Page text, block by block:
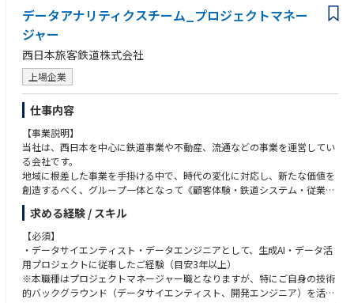
【業務の進め方・体制イメージ】
本ポジションでは、様々なプロジェクト（1人あたり平均2～3件）を、少
人数体制で主体的に推進いただきます。
・プロジェクト体制
1プロジェクトあたり 2〜3名程度の少人数チームで担当。
各メンバーがそれぞれ担当プロジェクトを持ち、週次MTGで情報共有。
チーム内連携に加え、社内外ステークホルダーとの調整・推進が中心。
・ステークホルダーとの関係
事業部門・関係部署との要件整理・合意形成。
外部委託パートナー、システム子会社と連携しながら内製開発を推進。
必要に応じて積極的に打合せを設定し、情報収集・関係構築を実施。
・レポートライン・コミュニケーション
直属の管理職へ：週次での定例報告（対面／オンライン）。日常的には
Teams等で随時報告・相談。
経営層（部門長・本部長クラス）へ：1〜3ヶ月に1回程度、進捗報告を
実施
【ポジションの魅力】
・社会インフラを再定義する挑戦
世界でも類を見ない規模のMaaSプラットフォームを単なる交通手段か
のデザイン、また必要に応じてプロジェクトの立上げと組織化、実行・管
理等々を通して、幅広く当社の経営課題解決に関わることができます。
これらのプロジェクトに携わることで、当社の組織・業務に関する深い知
識の習得はもちろんのこと、当社支える社員との幅広いネットワークも形
成することが期待できます。
◎DX推進グループ
プロジェクト実行チーム及びデータマネジメントチームでは、各種経営指
標の高度化と業務現場の効率性改善の双方を目的とした業務改革・データ
改革を、単発プロジェクトではなく「複数のプロジェクトを束ねる形」で
設計し、各プロジェクト成果の実装・定着までをリードもしくはサポート
するポジションです。
状態まで落とし込み、当社・当社グループに“会社に残る仕組み”として根
付かせます。
【具体的な業務内容】
■プロジェクト実行チーム：
業務改革/システム導入プロジェクト群を横断し、計画・進捗・課題・リ
スク管理を行い、プロジェクト推進上のボトルネック（意思決定、役割不
■プロジェクトマネジメント領域
・PMAJ認定P２M資格（PMC以上）
・PMI認定PMP
・IPA プロジェクトマネージャ試験
■データマネジメント領域
・DAMA認定CDMP
・情報処理技術者試験（ST, SA, DB, PM等）
・エンタープライズデータマネジメント / マスタデータマネジメントの設
計・運用への関与経験
・データガバナンス、データ品質管理への関与経験
■サイバーセキュリティ領域
・情報処理安全確保支援士
・CISSP / CISM / CCSP / CEH / GIAC等のセキュリティ資格
データアナリティクスチーム_プロジェクトマネー
ジャー
西日本旅客鉄道株式会社
上場企業
仕事内容
【事業説明】
当社は、西日本を中心に鉄道事業や不動産、流通などの事業を運営してい
る会社です。
地域に根差した事業を手掛ける中で、時代の変化に対応し、新たな価値を
創造するべく、グループ一体となって《顧客体験・鉄道システム・従業員
の働き方の再構築》に取り組んでいます。
【募集部署について】
当社のデータアナリティクスチームは、データ活用を通じてグループ内外
の様々な課題解決に取り組んでいます。
2017年に4名のメンバーからスタートし、現在30名近くまで組織が拡大し
ております。直轄のAIエンジニア・データアナリストが在籍しており、AI
求める経験 / スキル
【必須】
・データサイエンティスト・データエンジニアとして、生成AI・データ活
用プロジェクトに従事したご経験（目安3年以上）
※本職種はプロジェクトマネージャー職となりますが、特にご自身の技術
的バックグラウンド（データサイエンティスト、開発エンジニア）を活か